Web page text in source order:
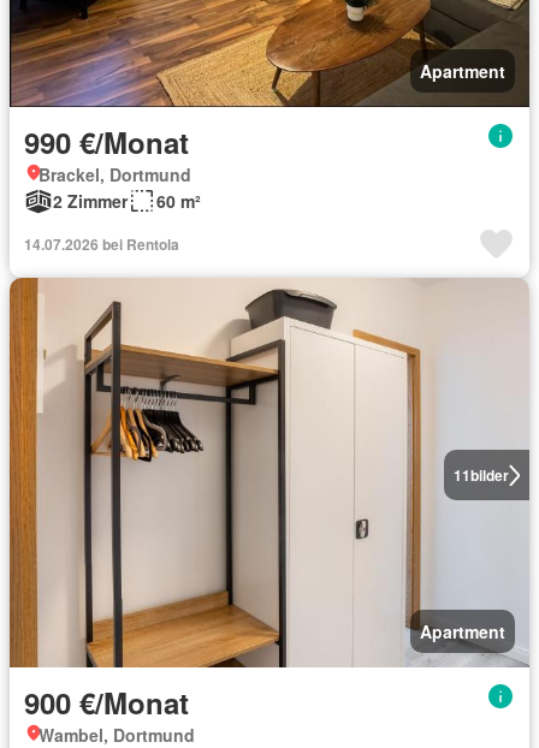
Apartment
990 €/Monat
Brackel, Dortmund
2 Zimmer
60 m²
14.07.2026 bei Rentola
11bilder
Apartment
900 €/Monat
Wambel, Dortmund